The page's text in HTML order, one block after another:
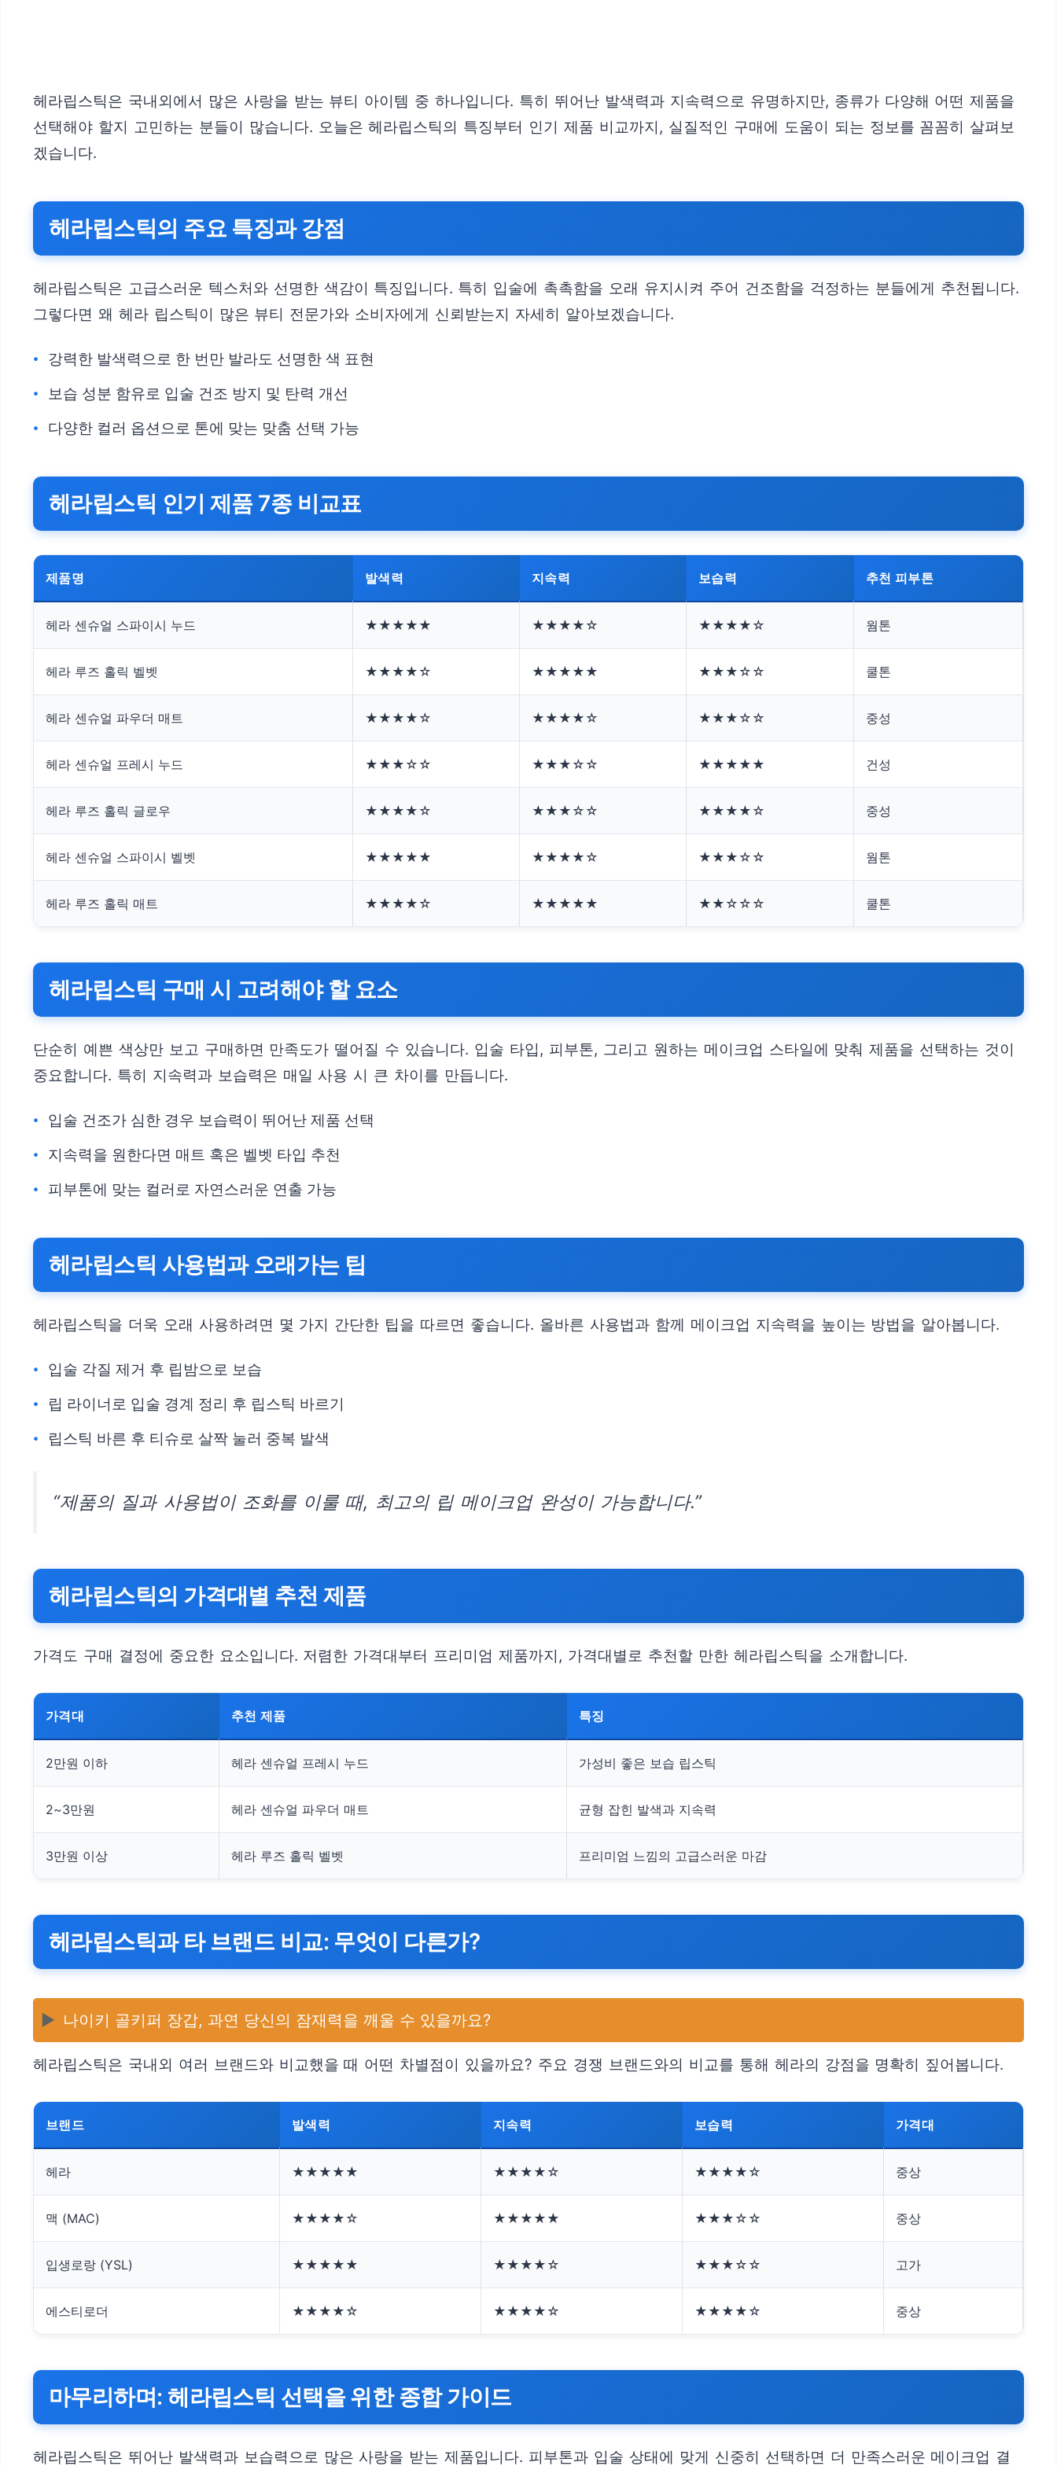
헤라립스틱은 국내외에서 많은 사랑을 받는 뷰티 아이템 중 하나입니다. 특히 뛰어난 발색력과 지속력으로 유명하지만, 종류가 다양해 어떤 제품을
선택해야 할지 고민하는 분들이 많습니다. 오늘은 헤라립스틱의 특징부터 인기 제품 비교까지, 실질적인 구매에 도움이 되는 정보를 꼼꼼히 살펴보
겠습니다.
헤라립스틱의 주요 특징과 강점
헤라립스틱은 고급스러운 텍스처와 선명한 색감이 특징입니다. 특히 입술에 촉촉함을 오래 유지시켜 주어 건조함을 걱정하는 분들에게 추천됩니다.
그렇다면 왜 헤라 립스틱이 많은 뷰티 전문가와 소비자에게 신뢰받는지 자세히 알아보겠습니다.
강력한 발색력으로 한 번만 발라도 선명한 색 표현
보습 성분 함유로 입술 건조 방지 및 탄력 개선
다양한 컬러 옵션으로 톤에 맞는 맞춤 선택 가능
헤라립스틱 인기 제품 7종 비교표
제품명 발색력 지속력 보습력 추천 피부톤
헤라 센슈얼 스파이시 누드 ★★★★★ ★★★★☆ ★★★★☆ 웜톤
헤라 루즈 홀릭 벨벳 ★★★★☆ ★★★★★ ★★★☆☆ 쿨톤
헤라 센슈얼 파우더 매트 ★★★★☆ ★★★★☆ ★★★☆☆ 중성
헤라 센슈얼 프레시 누드 ★★★☆☆ ★★★☆☆ ★★★★★ 건성
헤라 루즈 홀릭 글로우 ★★★★☆ ★★★☆☆ ★★★★☆ 중성
헤라 센슈얼 스파이시 벨벳 ★★★★★ ★★★★☆ ★★★☆☆ 웜톤
헤라 루즈 홀릭 매트 ★★★★☆ ★★★★★ ★★☆☆☆ 쿨톤
헤라립스틱 구매 시 고려해야 할 요소
단순히 예쁜 색상만 보고 구매하면 만족도가 떨어질 수 있습니다. 입술 타입, 피부톤, 그리고 원하는 메이크업 스타일에 맞춰 제품을 선택하는 것이
중요합니다. 특히 지속력과 보습력은 매일 사용 시 큰 차이를 만듭니다.
입술 건조가 심한 경우 보습력이 뛰어난 제품 선택
지속력을 원한다면 매트 혹은 벨벳 타입 추천
피부톤에 맞는 컬러로 자연스러운 연출 가능
헤라립스틱 사용법과 오래가는 팁
헤라립스틱을 더욱 오래 사용하려면 몇 가지 간단한 팁을 따르면 좋습니다. 올바른 사용법과 함께 메이크업 지속력을 높이는 방법을 알아봅니다.
입술 각질 제거 후 립밤으로 보습
립 라이너로 입술 경계 정리 후 립스틱 바르기
립스틱 바른 후 티슈로 살짝 눌러 중복 발색
“제품의 질과 사용법이 조화를 이룰 때, 최고의 립 메이크업 완성이 가능합니다.”
헤라립스틱의 가격대별 추천 제품
가격도 구매 결정에 중요한 요소입니다. 저렴한 가격대부터 프리미엄 제품까지, 가격대별로 추천할 만한 헤라립스틱을 소개합니다.
가격대 추천 제품 특징
2만원 이하 헤라 센슈얼 프레시 누드 가성비 좋은 보습 립스틱
2~3만원 헤라 센슈얼 파우더 매트 균형 잡힌 발색과 지속력
3만원 이상 헤라 루즈 홀릭 벨벳 프리미엄 느낌의 고급스러운 마감
헤라립스틱과 타 브랜드 비교: 무엇이 다른가?
▶️ 나이키 골키퍼 장갑, 과연 당신의 잠재력을 깨울 수 있을까요?
헤라립스틱은 국내외 여러 브랜드와 비교했을 때 어떤 차별점이 있을까요? 주요 경쟁 브랜드와의 비교를 통해 헤라의 강점을 명확히 짚어봅니다.
브랜드 발색력 지속력 보습력 가격대
헤라 ★★★★★ ★★★★☆ ★★★★☆ 중상
맥 (MAC) ★★★★☆ ★★★★★ ★★★☆☆ 중상
입생로랑 (YSL) ★★★★★ ★★★★☆ ★★★☆☆ 고가
에스티로더 ★★★★☆ ★★★★☆ ★★★★☆ 중상
마무리하며: 헤라립스틱 선택을 위한 종합 가이드
헤라립스틱은 뛰어난 발색력과 보습력으로 많은 사랑을 받는 제품입니다. 피부톤과 입술 상태에 맞게 신중히 선택하면 더 만족스러운 메이크업 결